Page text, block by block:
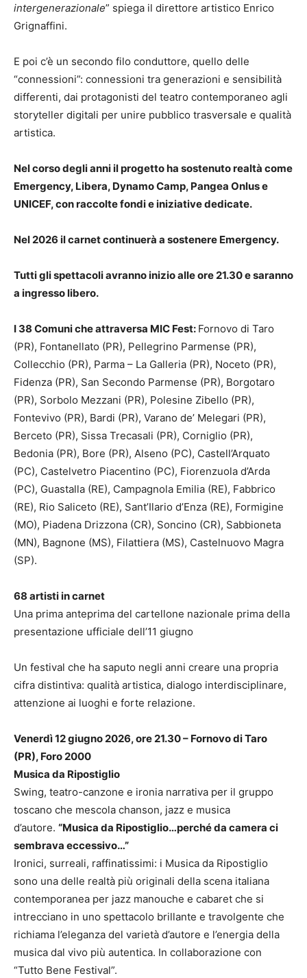
intergenerazionale” spiega il direttore artistico Enrico
Grignaffini.
E poi c’è un secondo filo conduttore, quello delle
“connessioni”: connessioni tra generazioni e sensibilità
differenti, dai protagonisti del teatro contemporaneo agli
storyteller digitali per unire pubblico trasversale e qualità
artistica.
Nel corso degli anni il progetto ha sostenuto realtà come
Emergency, Libera, Dynamo Camp, Pangea Onlus e
UNICEF, con raccolte fondi e iniziative dedicate.
Nel 2026 il carnet continuerà a sostenere Emergency.
Tutti gli spettacoli avranno inizio alle ore 21.30 e saranno
a ingresso libero.
I 38 Comuni che attraversa MIC Fest: Fornovo di Taro
(PR), Fontanellato (PR), Pellegrino Parmense (PR),
Collecchio (PR), Parma – La Galleria (PR), Noceto (PR),
Fidenza (PR), San Secondo Parmense (PR), Borgotaro
(PR), Sorbolo Mezzani (PR), Polesine Zibello (PR),
Fontevivo (PR), Bardi (PR), Varano de’ Melegari (PR),
Berceto (PR), Sissa Trecasali (PR), Corniglio (PR),
Bedonia (PR), Bore (PR), Alseno (PC), Castell’Arquato
(PC), Castelvetro Piacentino (PC), Fiorenzuola d’Arda
(PC), Guastalla (RE), Campagnola Emilia (RE), Fabbrico
(RE), Rio Saliceto (RE), Sant’Ilario d’Enza (RE), Formigine
(MO), Piadena Drizzona (CR), Soncino (CR), Sabbioneta
(MN), Bagnone (MS), Filattiera (MS), Castelnuovo Magra
(SP).
68 artisti in carnet
Una prima anteprima del cartellone nazionale prima della
presentazione ufficiale dell’11 giugno
Un festival che ha saputo negli anni creare una propria
cifra distintiva: qualità artistica, dialogo interdisciplinare,
attenzione ai luoghi e forte relazione.
Venerdì 12 giugno 2026, ore 21.30 – Fornovo di Taro
(PR), Foro 2000
Musica da Ripostiglio
Swing, teatro-canzone e ironia narrativa per il gruppo
toscano che mescola chanson, jazz e musica
d’autore. “Musica da Ripostiglio…perché da camera ci
sembrava eccessivo…”
Ironici, surreali, raffinatissimi: i Musica da Ripostiglio
sono una delle realtà più originali della scena italiana
contemporanea per jazz manouche e cabaret che si
intrecciano in uno spettacolo brillante e travolgente che
richiama l’eleganza del varietà d’autore e l’energia della
musica dal vivo più autentica. In collaborazione con
“Tutto Bene Festival”.